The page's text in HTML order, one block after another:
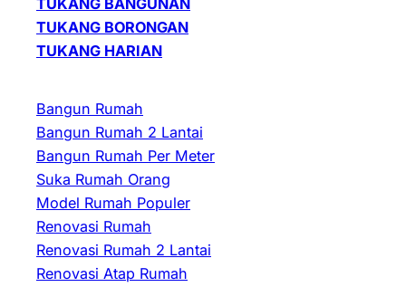
TUKANG BORONGAN
TUKANG HARIAN
Bangun Rumah
Bangun Rumah 2 Lantai
Bangun Rumah Per Meter
Suka Rumah Orang
Model Rumah Populer
Renovasi Rumah
Renovasi Rumah 2 Lantai
Renovasi Atap Rumah